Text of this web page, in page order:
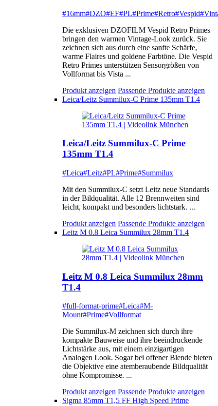
#16mm#DZO#EF#PL#Prime#Retro#Vespid
Die exklusiven DZOFILM Vespid Retro Primes
bringen den warmen Vintage-Look zurück. Sie
zeichnen sich aus durch eine sanfte Schärfe,
warme Flaires und goldene Farbtöne. Die Vespid
Retro Primes unterstützen Sensorgrößen von
Vollformat bis Vista ...
Produkt anzeigen Passende Produkte anzeigen
Leica/Leitz Summilux-C Prime 135mm T1.4
Leica/Leitz Summilux-C Prime
135mm T1.4
#Leica#Leitz#PL#Prime#Summilux
Mit den Summilux-C setzt Leitz neue Standards
in der Bildqualität. Alle 12 Brennweiten sind
leicht, kompakt und besonders lichtstark. ...
Produkt anzeigen Passende Produkte anzeigen
Leitz M 0.8 Leica Summilux 28mm T1.4
Leitz M 0.8 Leica Summilux 28mm
T1.4
#full-format-prime#Leica#M-
Mount#Prime#Vollformat
Die Summilux-M zeichnen sich durch ihre
kompakte Bauweise und ihre beeindruckende
Lichtstärke aus, mit einem einzigartigen
Analogen Look. Sogar bei offener Blende bieten
die Objektive eine atemberaubende Bildqualität
ohne Kompromisse. ...
Produkt anzeigen Passende Produkte anzeigen
Sigma 85mm T1,5 FF High Speed Prime